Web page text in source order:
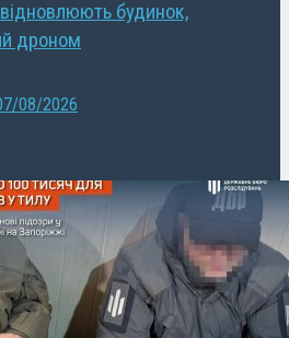
будинок,
дроном
08/2026